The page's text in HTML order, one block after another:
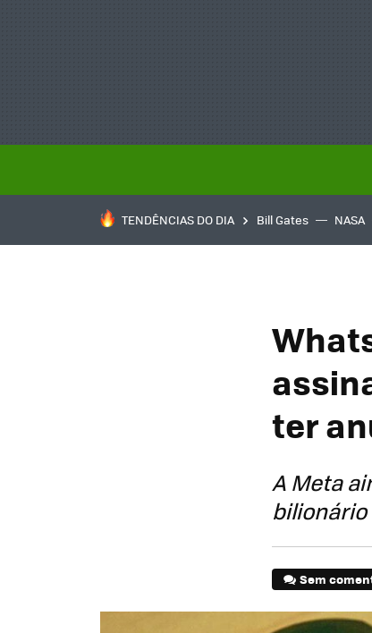
TENDÊNCIAS DO DIA Bill Gates NASA
ter
A Meta
bilionário
Sem